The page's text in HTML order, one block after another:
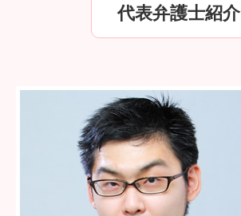
代表弁護士紹介